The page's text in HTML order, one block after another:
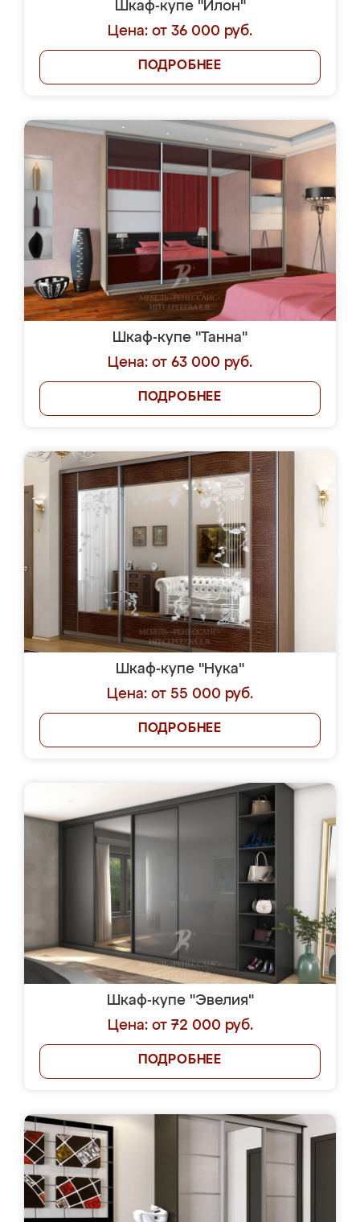
Шкаф-купе "Илон"
Цена: от 36 000 руб.
ПОДРОБНЕЕ
Шкаф-купе "Танна"
Цена: от 63 000 руб.
ПОДРОБНЕЕ
Шкаф-купе "Нука"
Цена: от 55 000 руб.
ПОДРОБНЕЕ
Шкаф-купе "Эвелия"
Цена: от 72 000 руб.
ПОДРОБНЕЕ